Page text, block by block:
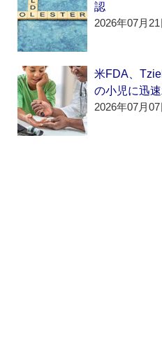
認
2026年07月
米FDA、
の小児に迅
2026年07月